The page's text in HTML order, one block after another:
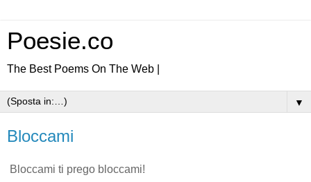
Poesie.co
The Best Poems On The Web |
▼
Bloccami
Bloccami ti prego bloccami!